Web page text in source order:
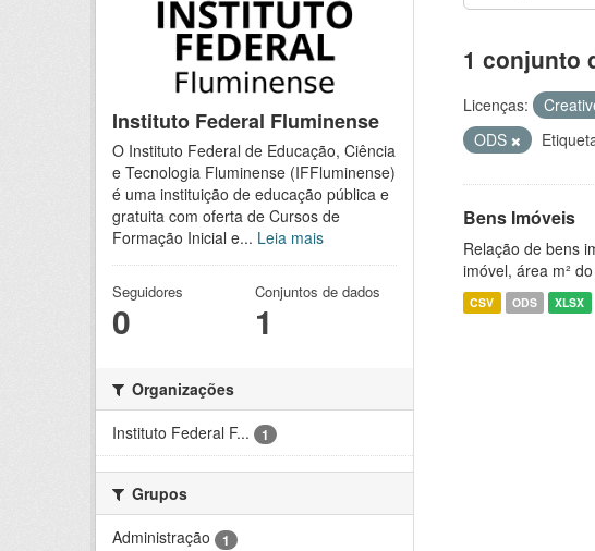
Instituto Federal Fluminense
O Instituto Federal de Educação, Ciência
e Tecnologia Fluminense (IFFluminense)
é uma instituição de educação pública e
gratuita com oferta de Cursos de
Formação Inicial e... Leia mais
Seguidores
0
Conjuntos de dados
1
Organizações
Instituto Federal F...
1
Grupos
Administração
1
1 conjunto
Licenças:
ODS
Bens Imóveis
Relação de bens
imóvel, área m²
CSV ODS XLSX